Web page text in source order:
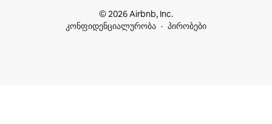
© 2026 Airbnb, Inc.
კონფიდენციალურობა
პირობები